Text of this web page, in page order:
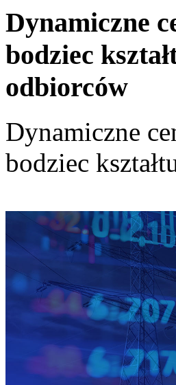
Dynamiczne
bodziec
odbiorców
Dynamiczne
bodziec